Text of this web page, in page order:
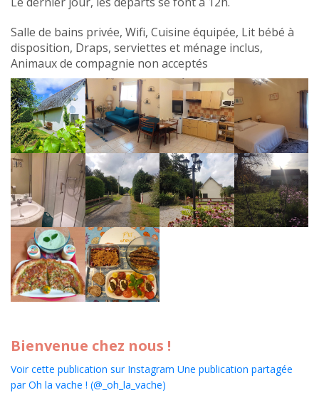
Salle de bains privée, Wifi, Cuisine équipée, Lit bébé à
disposition, Draps, serviettes et ménage inclus,
Animaux de compagnie non acceptés
Bienvenue chez nous !
Voir cette publication sur Instagram Une publication partagée
par Oh la vache ! (@_oh_la_vache)